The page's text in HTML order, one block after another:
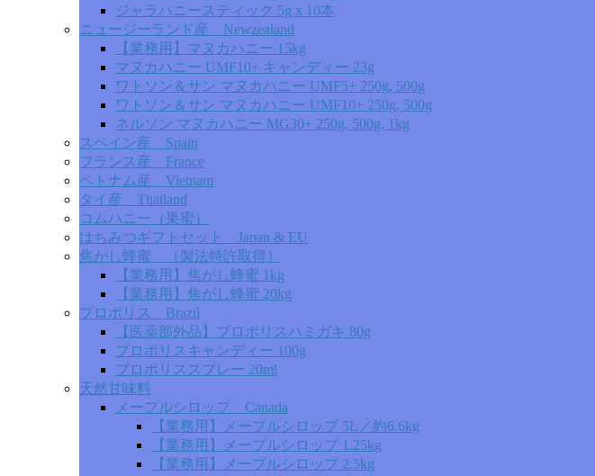
ジャラハニースティック 5g x 10本
ニュージーランド産 Newzealand
【業務用】マヌカハニー 15kg
マヌカハニー UMF10+ キャンディー 23g
ワトソン＆サン マヌカハニー UMF5+ 250g, 500g
ワトソン＆サン マヌカハニー UMF10+ 250g, 500g
ネルソン マヌカハニー MG30+ 250g, 500g, 1kg
スペイン産 Spain
フランス産 France
ベトナム産 Vietnam
タイ産 Thailand
コムハニー（巣蜜）
はちみつギフトセット Japan & EU
焦がし蜂蜜 （製法特許取得）
【業務用】焦がし蜂蜜 1kg
【業務用】焦がし蜂蜜 20kg
プロポリス Brazil
【医薬部外品】プロポリスハミガキ 80g
プロポリスキャンディー 100g
プロポリススプレー 20ml
天然甘味料
メープルシロップ Canada
【業務用】メープルシロップ 5L／約6.6kg
【業務用】メープルシロップ 1.25kg
【業務用】メープルシロップ 2.5kg